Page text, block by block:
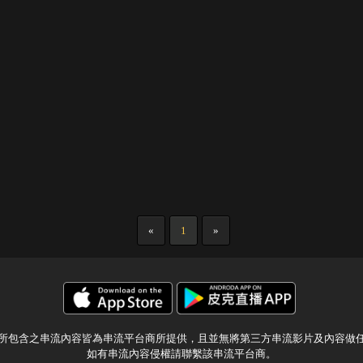
« 1 »
包含之串流內容皆為串流平台商所提供，且並無將第三方串流影片及內容做
如有串流內容侵權請聯繫該串流平台商。